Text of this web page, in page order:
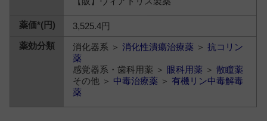
3,525.4円
消化器系 ＞消化性潰瘍治療薬 ＞抗コリン
薬
感覚器系・歯科用薬 ＞ 眼科用薬 ＞散瞳薬
その他 ＞ 中毒治療薬 ＞有機リン中毒解毒
薬